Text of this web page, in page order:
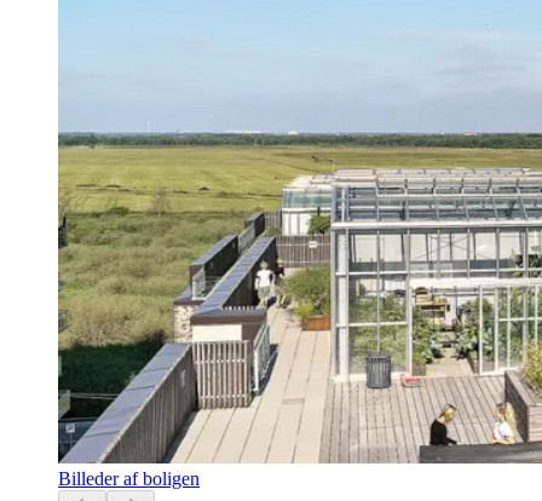
Billeder af boligen